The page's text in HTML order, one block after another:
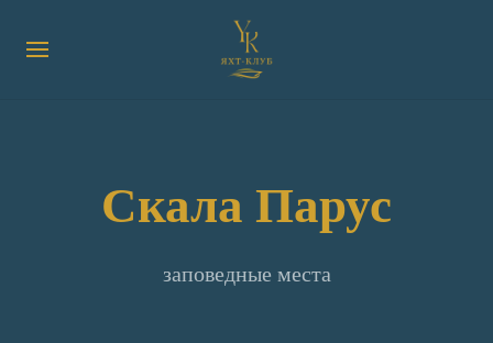
Скала Парус
заповедные места